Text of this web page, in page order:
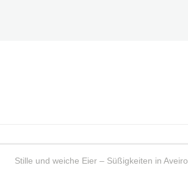
Stille und weiche Eier – Süßigkeiten in Aveiro